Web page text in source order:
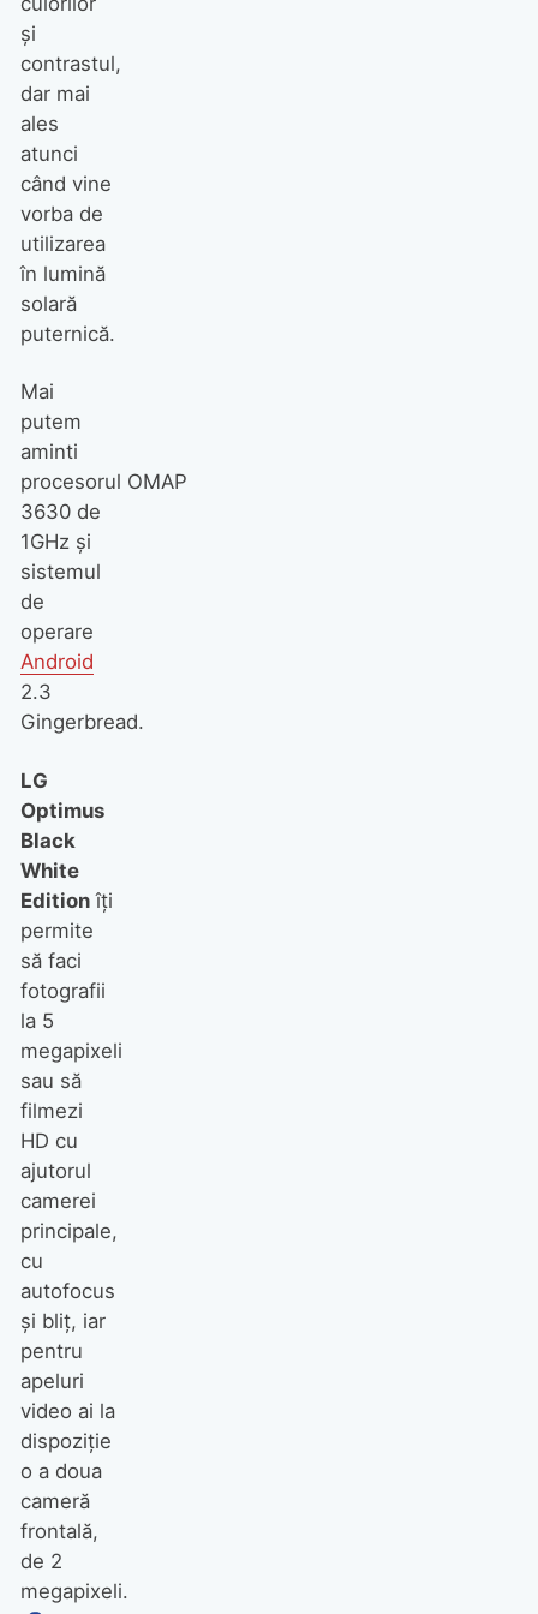
şi
contrastul,
dar mai
ales
atunci
când vine
vorba de
utilizarea
în lumină
solară
puternică.
Mai
putem
aminti
procesorul OMAP
3630 de
1GHz și
sistemul
de
operare
Android
2.3
Gingerbread.
LG
Optimus
Black
White
Editionîţi
permite
să faci
fotografii
la 5
megapixeli
sau să
filmezi
HD cu
ajutorul
camerei
principale,
cu
autofocus
şi bliţ, iar
pentru
apeluri
video ai la
dispoziţie
o a doua
cameră
frontală,
de 2
megapixeli.